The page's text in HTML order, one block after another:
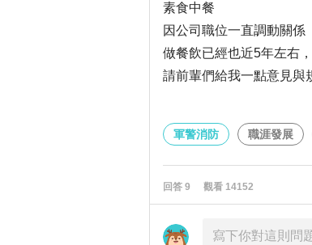
素食中餐
因公司職位一直調動關係
做餐飲已經也近5年左右
請前輩們給我一點意見與
軍警消防 職涯發展
回答 9 觀看 14152